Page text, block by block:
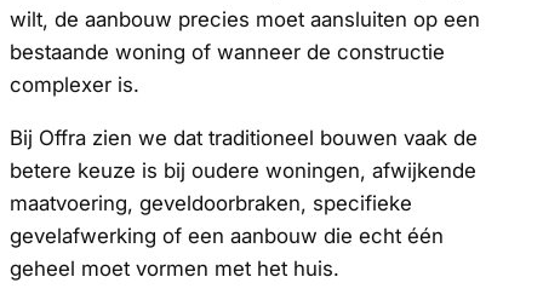
wilt, de aanbouw precies moet aansluiten op een
bestaande woning of wanneer de constructie
complexer is.
Bij Offra zien we dat traditioneel bouwen vaak de
betere keuze is bij oudere woningen, afwijkende
maatvoering, geveldoorbraken, specifieke
gevelafwerking of een aanbouw die echt één
geheel moet vormen met het huis.